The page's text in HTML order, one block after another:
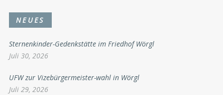
NEUES
Sternenkinder-Gedenkstätte im Friedhof Wörgl
Juli 30, 2026
UFW zur Vizebürgermeister-wahl in Wörgl
Juli 29, 2026